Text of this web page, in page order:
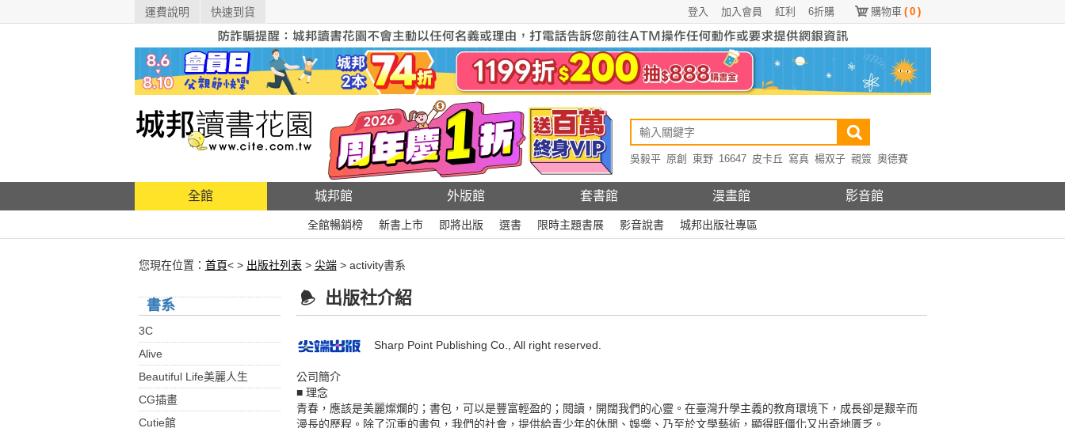
運費說明 快速到貨 購物車 ( 0 )
6折購
紅利
加入會員
登入
吳毅平 原創 東野 16647 皮卡丘 寫真 楊双子 親簽 奧德賽
全館 城邦館 外版館 套書館 漫畫館 影音館
全館暢銷榜 新書上市 即將出版 選書 限時主題書展 影音說書 城邦出版社專區
您現在位置： 首頁< > 出版社列表 > 尖端> activity書系
書系
3C
Alive
Beautiful Life美麗人生
CG插畫
Cutie館
出版社介紹
Sharp Point Publishing Co., All right reserved.
公司簡介
■ 理念
青春，應該是美麗燦爛的；書包，可以是豐富輕盈的；閱讀，開闊我們的心靈。在臺灣升學主義的教育環境下，成長卻是艱辛而
漫長的歷程。除了沉重的書包，我們的社會，提供給青少年的休閒、娛樂、乃至於文學藝術，顯得既僵化又出奇地匱乏。